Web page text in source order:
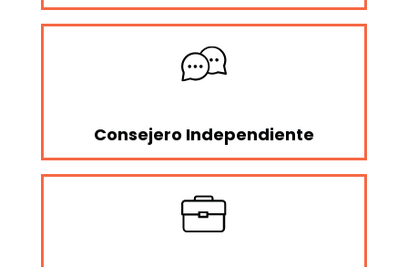
Consejero Independiente